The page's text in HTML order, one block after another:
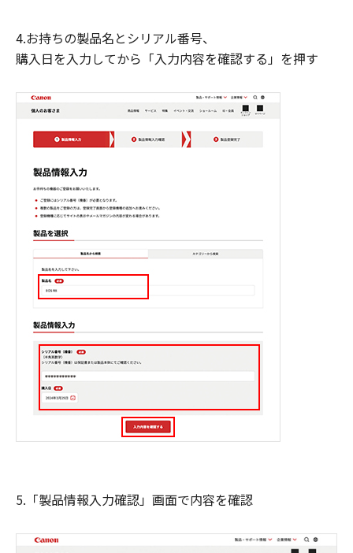
4.お持ちの製品名とシリアル番号、
購入日を入力してから「入力内容を確認する」を押す
5.「製品情報入力確認」画面で内容を確認